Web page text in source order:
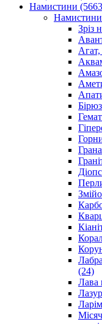
Намистини
Намистини
Зріз
(24)
Лава